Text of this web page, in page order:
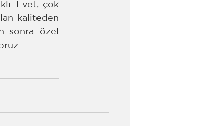
Evet, çok
kaliteden
sonra özel